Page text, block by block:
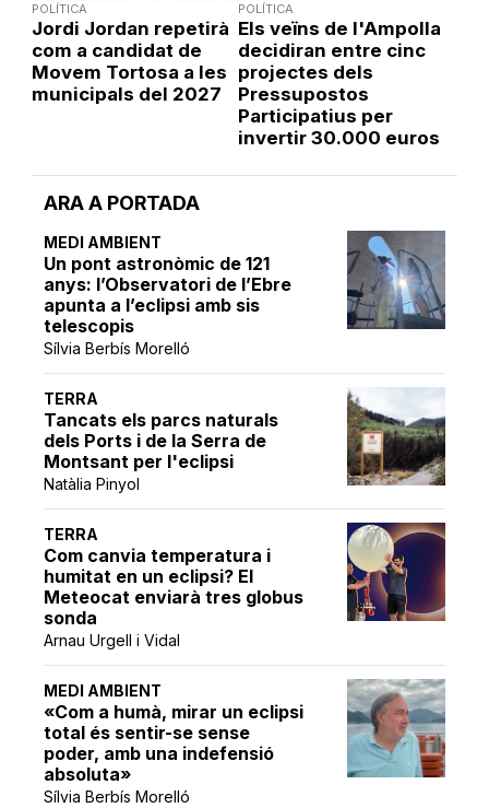
ARA A PORTADA
MEDI AMBIENT
Un pont astronòmic de 121
anys: l’Observatori de l’Ebre
apunta a l’eclipsi amb sis
telescopis
Sílvia Berbís Morelló
TERRA
Tancats els parcs naturals
dels Ports i de la Serra de
Montsant per l'eclipsi
Natàlia Pinyol
TERRA
Com canvia temperatura i
humitat en un eclipsi? El
Meteocat enviarà tres globus
sonda
Arnau Urgell i Vidal
MEDI AMBIENT
«Com a humà, mirar un eclipsi
total és sentir-se sense
poder, amb una indefensió
absoluta»
Sílvia Berbís Morelló
POLÍTICA
Jordi Jordan repetirà
com a candidat de
Movem Tortosa a les
municipals del 2027
POLÍTICA
Els veïns de l'Ampolla
decidiran entre cinc
projectes dels
Pressupostos
Participatius per
invertir 30.000 euros